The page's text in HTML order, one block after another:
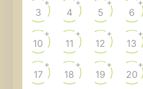
3
+
4
+
5
+
6
+
10
+
11
+
12
+
13
+
17
+
18
+
19
+
20
+